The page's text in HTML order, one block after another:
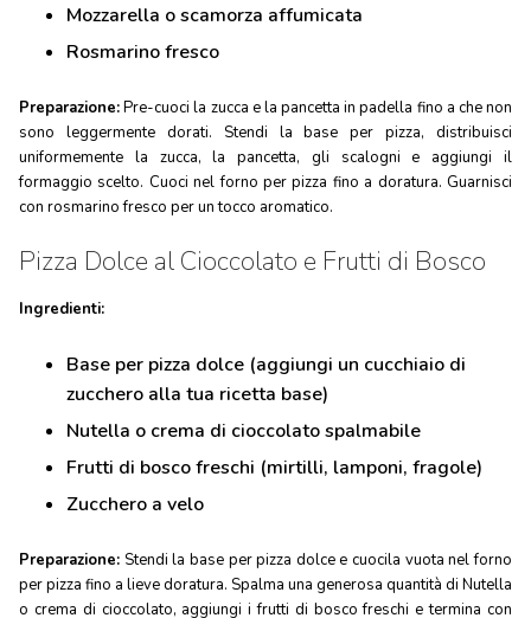
Mozzarella o scamorza affumicata
Rosmarino fresco
Preparazione:Pre-cuoci la zucca e la pancetta in padella fino a che non
sono leggermente dorati. Stendi la base per pizza, distribuisci
uniformemente la zucca, la pancetta, gli scalogni e aggiungi il
formaggio scelto. Cuoci nel forno per pizza fino a doratura. Guarnisci
con rosmarino fresco per un tocco aromatico.
Pizza Dolce al Cioccolato e Frutti di Bosco
Ingredienti:
Base per pizza dolce (aggiungi un cucchiaio di
zucchero alla tua ricetta base)
Nutella o crema di cioccolato spalmabile
Frutti di bosco freschi (mirtilli, lamponi, fragole)
Zucchero a velo
Preparazione: Stendi la base per pizza dolce e cuocila vuota nel forno
per pizza fino a lieve doratura. Spalma una generosa quantità di Nutella
o crema di cioccolato, aggiungi i frutti di bosco freschi e termina con